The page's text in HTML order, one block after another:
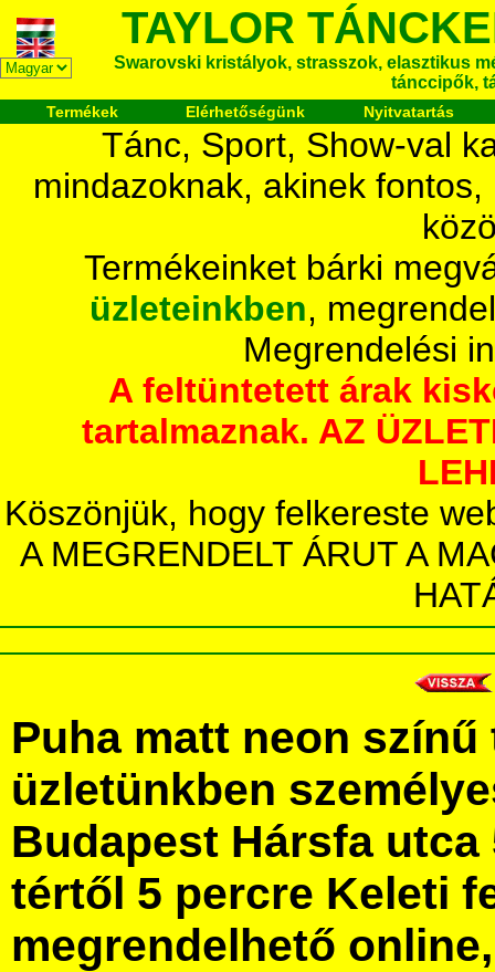
TAYLOR
Swarovski kristályok, strasszok, elasztikus
tánccipők,
Termékek Elérhetőségünk Nyitvatartás
Tánc, Sport, Show-val
mindazoknak, akinek
Termékeinket bárki
üzleteinkben,
Megrendelési
A feltüntetett árak
tartalmaznak. AZ
Köszönjük, hogy felkereste
A MEGRENDELT ÁRUT A
Puha matt neon
üzletünkben
Budapest Hársfa utca
tértől 5 percre Keleti
megrendelhető